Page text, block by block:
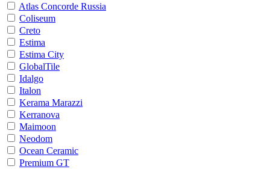
Atlas Concorde Russia
Coliseum
Creto
Estima
Estima City
GlobalTile
Idalgo
Italon
Kerama Marazzi
Kerranova
Maimoon
Neodom
Ocean Ceramic
Premium GT